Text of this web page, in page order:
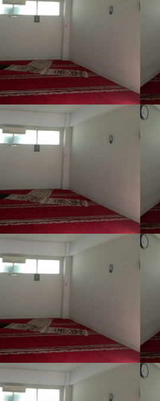
VIEW LARGE
UNIT KESEHATAN SISWA (UKS)
VIEW LARGE
RUANG MUSIK
VIEW LARGE
LAB KOMPUTER